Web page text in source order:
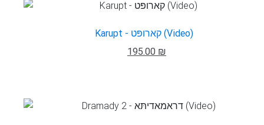
Karupt - קארופּט (Video)
195.00 ₪